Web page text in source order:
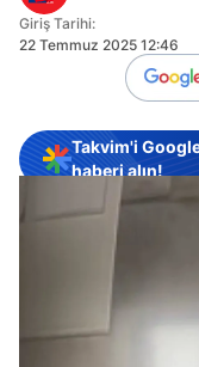
Giriş Tarihi:
22 Temmuz 2025 12:46
Takvim'i
haberi alın!